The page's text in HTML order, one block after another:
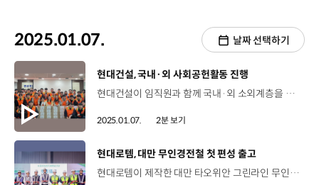
2025.01.07. 날짜 선택하기
[동영상]
현대건설, 국내·외 사회공헌활동 진행
현대건설이 임직원과 함께 국내·외 소외계층을 지원하며 다양한 사회공헌활동을 진행했습니다. 현대건설은 지난해 12월, 필리핀 라구나 주(州) 산타로사 시(市)에 보육원을 건립하고, 총 5,100가구에 식료품과 학용품을 지원했습니다. 이번 사회공헌활동은 임직원들이 자발적으로 모은 사랑나눔기금을 활용했다는 점에서 그 의미를 더했는데요. 현대건설 임직원들은 지난해 총 9,585시간의 봉사활동과 함께, 사랑나눔기금 약 2억 2000만 원을 모아 사회복지공동모금회에 기부했습니다. 한편, 현대건설은 환경/안전, 지역사회, 교육/기술 등 3대 분야를 사회공헌 중점 영역으로 선정하고, 건설업 특성을 살린 사회공헌활동을 적극적으로 전개하고 있는데요. 특히, 서울시 종로구와의 ‘1사 1동’ 결연을 통해 소외계층을 지원하고 있으며, 임직원들은 단순한 후원을 넘어 취약계층 주거 개선, 저소득 가구 영양 개선 등 다양한 봉사활동에 직접 참여했습니다.
2025.01.07. 2분 보기
[동영상]
현대로템, 대만 무인경전철 첫 편성 출고
현대로템이 제작한 대만 타오위안 그린라인 무인경전철이 현지에서 최초로 공개됐습니다. 현대로템은 지난해 12월, 대만 타오위안시에 위치한 그린라인 차량기지에서 초도 편성 도착 기념행사를 열었는데요. 이날 도착한 차량은 무인경전철 80량 공급사업 중 초도 1개 편성 2량으로, 기존 납기보다 3개월 앞서 공급됐습니다. 타오위안 그린라인 무인경전철은 타오위안시에서 최초로 운행하는 도시철도 전동차로, 현대로템이 자체 개발한 열차 종합 관리 시스템이 적용됐는데요. 현대로템은 2029년까지 납품을 완료하고 타오위안 시민에게 편리한 승차 경험을 제공할 예정입니다.